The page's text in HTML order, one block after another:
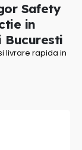
Safety
in
Bucuresti
livrare rapida in
de